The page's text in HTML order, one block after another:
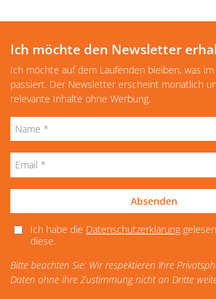
Ich möchte den Newsletter
Ich möchte auf dem Laufenden bleiben, was
passiert. Der Newsletter erscheint monatlich
relevante Inhalte ohne Werbung.
Absenden
Ich habe die Datenschutzerklärung
diese.
Bitte beachten Sie: Wir respektieren Ihre
Daten ohne Ihre Zustimmung nicht an Dritte